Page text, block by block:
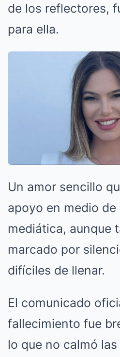
de los reflectores,
para ella.
Un amor sencillo
apoyo en medio
mediática, aunque
marcado por
difíciles de llenar.
El comunicado
fallecimiento fue
lo que no calmó